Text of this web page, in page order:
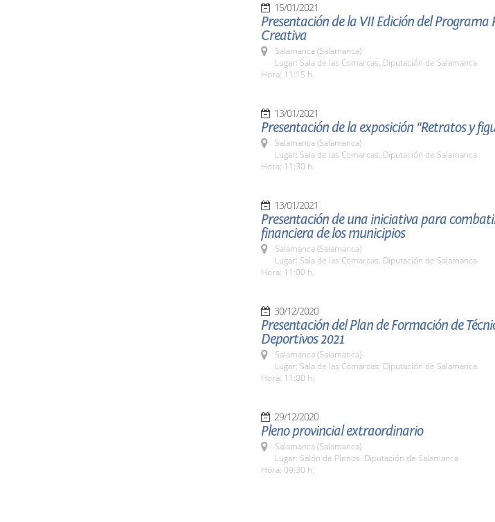
15/01/2021
Presentación de la VII Edición del Programa
Creativa
Salamanca (Salamanca)
Lugar: Sala de las Comarcas. Diputación de Salamanca
Hora: 11:15 h.
13/01/2021
Presentación de la exposición "Retratos y
Salamanca (Salamanca)
Lugar: Sala de las Comarcas. Diputación de Salamanca
Hora: 11:30 h.
13/01/2021
Presentación de una iniciativa para
financiera de los municipios
Salamanca (Salamanca)
Lugar: Sala de las Comarcas. Diputación de Salamanca
Hora: 11:00 h.
30/12/2020
Presentación del Plan de Formación de
Deportivos 2021
Salamanca (Salamanca)
Lugar: Sala de las Comarcas. Diputación de Salamanca
Hora: 11:00 h.
29/12/2020
Pleno provincial extraordinario
Salamanca (Salamanca)
Lugar: Salón de Plenos. Diputación de Salamanca
Hora: 09:30 h.